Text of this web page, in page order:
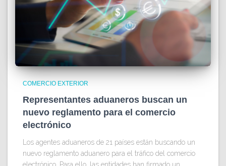
COMERCIO EXTERIOR
Representantes aduaneros buscan un
nuevo reglamento para el comercio
electrónico
Los agentes aduaneros de 21 países están buscando un
nuevo reglamento aduanero para el tráfico del comercio
electrónico. Para ello, las entidades han firmado un